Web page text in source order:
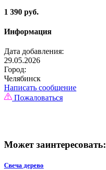
1 390 руб.
Информация
Дата добавления:
29.05.2026
Город:
Челябинск
Написать сообщение
Пожаловаться
Может заинтересовать:
Свеча дерево